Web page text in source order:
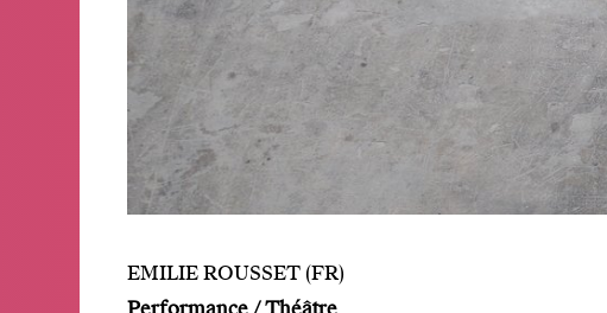
EMILIE ROUSSET (FR)